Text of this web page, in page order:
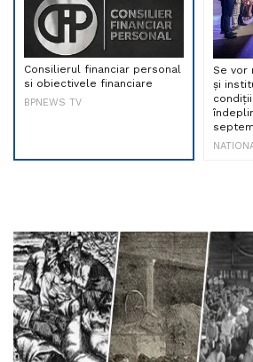
Consilierul financiar personal
si obiectivele financiare
BPNEWS TV
Se vor
și